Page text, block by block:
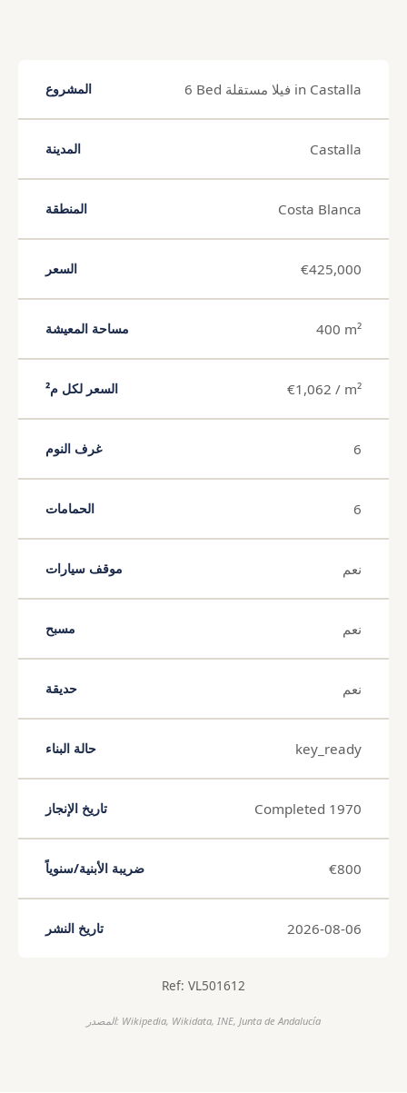
المشروع 6 Bed فيلا مستقلة in Castalla
المدينة Castalla
المنطقة Costa Blanca
السعر €425,000
مساحة المعيشة 400 m²
السعر لكل م² €1,062 / m²
غرف النوم 6
الحمامات 6
موقف سيارات نعم
مسبح نعم
حديقة نعم
حالة البناء key_ready
تاريخ الإنجاز Completed 1970
ضريبة الأبنية/سنوياً €800
تاريخ النشر 2026-08-06
Ref: VL501612
المصدر: Wikipedia, Wikidata, INE, Junta de Andalucía